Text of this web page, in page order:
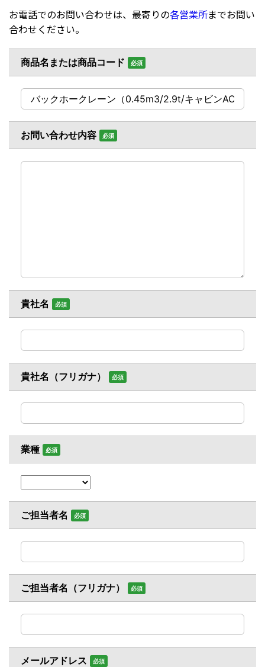
お電話でのお問い合わせは、最寄りの各営業所までお問い
合わせください。
商品名または商品コード 必須
お問い合わせ内容 必須
貴社名 必須
貴社名（フリガナ） 必須
業種 必須
ご担当者名 必須
ご担当者名（フリガナ） 必須
メールアドレス 必須